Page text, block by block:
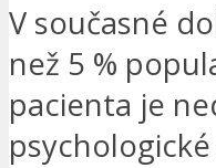
V současné
než 5 %
pacienta je